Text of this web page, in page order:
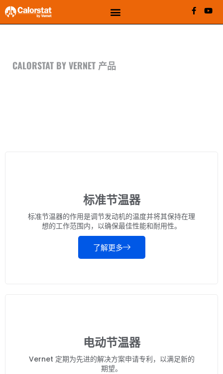
CALORSTAT BY VERNET 产品
标准节温器
标准节温器的作用是调节发动机的温度并将其保持在理
想的工作范围内，以确保最佳性能和耐用性。
了解更多
电动节温器
Vernet 定期为先进的解决方案申请专利，以满足新的
期望。